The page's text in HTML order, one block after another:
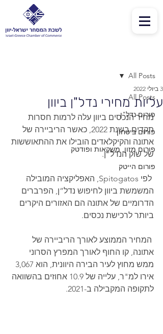
All Posts
פורום נדל"ן
פורום ביטחון
פורום מזון, משקאות ופודטק
פורום הייטק
All Posts
עליות מחירי נדל"ן ביוון
3 ביולי 2022
מחיר הנכסים ביוון עלה לרמות חסרות
תקדים בשנת 2022, כאשר הריביירה של
אתונה והקיקלאדים הובילו את ההתאוששות
של שוק הנדל"ן.
לפי Spitogatos, האפליקציה המובילה
המשמשת ביוון לחיפוש נדל”ן, הפרברים
הדרומיים של אתונה הם האזורים היקרים
ביותר לרכישת נכסים.
המחיר הממוצע לאורך הריביירה של
אתונה, קו החוף לאורך המפרץ הסרוני
אירו למ"ר, עלייה של 10.9 אחוזים בהשוואה
לתקופה המקבילה ב-2021.